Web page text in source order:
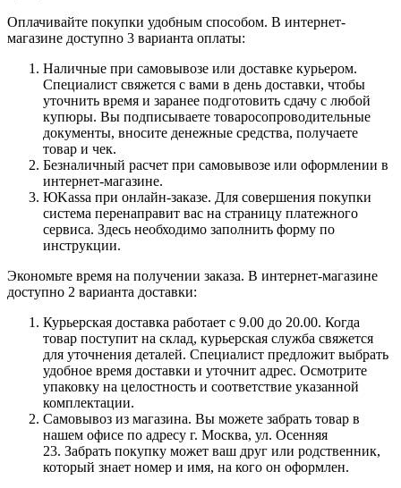
Оплачивайте покупки удобным способом. В интернет-
магазине доступно 3 варианта оплаты:
Наличные при самовывозе или доставке курьером.
Специалист свяжется с вами в день доставки, чтобы
уточнить время и заранее подготовить сдачу с любой
купюры. Вы подписываете товаросопроводительные
документы, вносите денежные средства, получаете
товар и чек.
Безналичный расчет при самовывозе или оформлении в
интернет-магазине.
ЮKassa при онлайн-заказе. Для совершения покупки
система перенаправит вас на страницу платежного
сервиса. Здесь необходимо заполнить форму по
инструкции.
Экономьте время на получении заказа. В интернет-магазине
доступно 2 варианта доставки:
Курьерская доставка работает с 9.00 до 20.00. Когда
товар поступит на склад, курьерская служба свяжется
для уточнения деталей. Специалист предложит выбрать
удобное время доставки и уточнит адрес. Осмотрите
упаковку на целостность и соответствие указанной
комплектации.
Самовывоз из магазина. Вы можете забрать товар в
нашем офисе по адресу г. Москва, ул. Осенняя
23. Забрать покупку может ваш друг или родственник,
который знает номер и имя, на кого он оформлен.